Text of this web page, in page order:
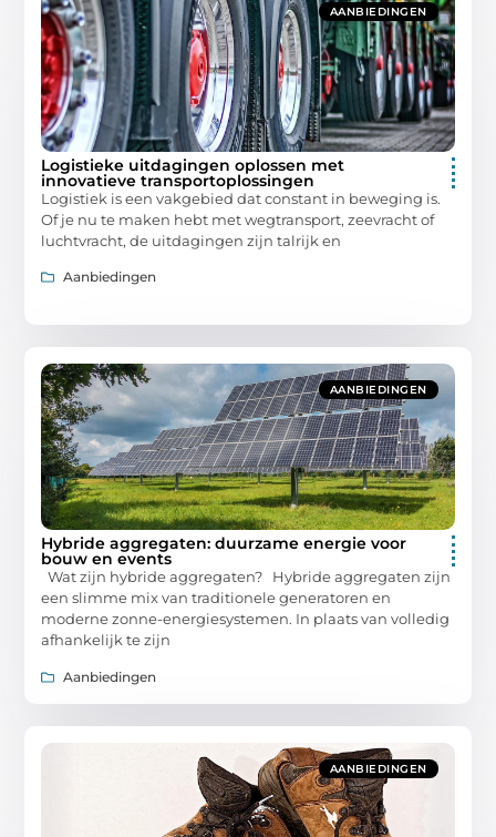
AANBIEDINGEN
Logistieke uitdagingen oplossen met
innovatieve transportoplossingen
Logistiek is een vakgebied dat constant in beweging is.
Of je nu te maken hebt met wegtransport, zeevracht of
luchtvracht, de uitdagingen zijn talrijk en
Aanbiedingen
AANBIEDINGEN
Hybride aggregaten: duurzame energie voor
bouw en events
Wat zijn hybride aggregaten? Hybride aggregaten zijn
een slimme mix van traditionele generatoren en
moderne zonne-energiesystemen. In plaats van volledig
afhankelijk te zijn
Aanbiedingen
AANBIEDINGEN